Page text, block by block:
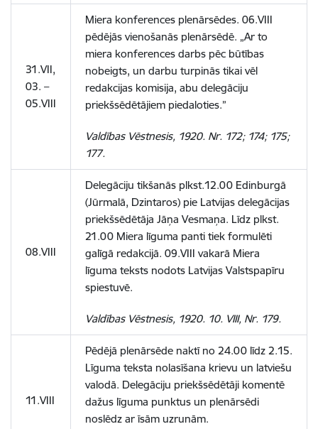
31.VII,
03. –
05.VIII
Miera konferences plenārsēdes. 06.VIII
pēdējās vienošanās plenārsēdē. „Ar to
miera konferences darbs pēc būtības
nobeigts, un darbu turpinās tikai vēl
redakcijas komisija, abu delegāciju
priekšsēdētājiem piedaloties.”
Valdības Vēstnesis, 1920. Nr. 172; 174; 175;
177.
08.VIII
Delegāciju tikšanās plkst.12.00 Edinburgā
(Jūrmalā, Dzintaros) pie Latvijas delegācijas
priekšsēdētāja Jāņa Vesmaņa. Līdz plkst.
21.00 Miera līguma panti tiek formulēti
galīgā redakcijā. 09.VIII vakarā Miera
līguma teksts nodots Latvijas Valstspapīru
spiestuvē.
Valdības Vēstnesis, 1920. 10. VIII, Nr. 179.
11.VIII
Pēdējā plenārsēde naktī no 24.00 līdz 2.15.
Līguma teksta nolasīšana krievu un latviešu
valodā. Delegāciju priekšsēdētāji komentē
dažus līguma punktus un plenārsēdi
noslēdz ar īsām uzrunām.